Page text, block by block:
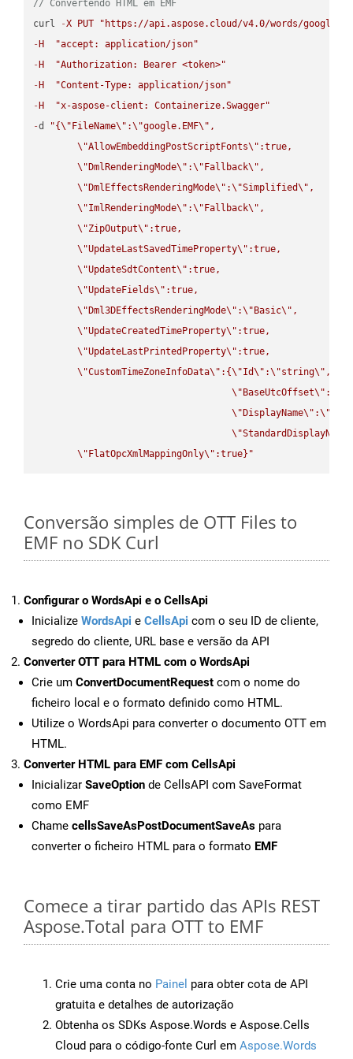
// Convertendo HTML em EMF
curl
-X PUT
"https://api.aspose.cloud/v4.0/words/
- H
"accept: application/json"
- H
"Authorization: Bearer <token>"
- H
"Content-Type: application/json"
- H
"x-aspose-client: Containerize.Swagger"
-d "{\" FileName\" :\"google.EMF\" ,
\"AllowEmbeddingPostScriptFonts\" :true,
\" DmlRenderingMode\" :\" Fallback\" ,
\" DmlEffectsRenderingMode\" :\"Simplified\" ,
\"ImlRenderingMode\" :\" Fallback\" ,
\"ZipOutput\" :true,
\"UpdateLastSavedTimeProperty\" :true,
\"UpdateSdtContent\" :true,
\"UpdateFields\" :true,
\" Dml3DEffectsRenderingMode\" :\" Basic\" ,
\"UpdateCreatedTimeProperty\" :true,
\"UpdateLastPrintedProperty\" :true,
\"CustomTimeZoneInfoData\" :{\"Id\" :\"string\" ,
\" BaseUtcOffset\" :
\" DisplayName\" :\"
\"StandardDisplayName
\" FlatOpcXmlMappingOnly\" :true}"
Conversão simples de OTT Files to
EMF no SDK Curl
Configurar o WordsApi e o CellsApi
Inicialize WordsApi e CellsApi com o seu ID de cliente,
segredo do cliente, URL base e versão da API
Converter OTT para HTML com o WordsApi
Crie um ConvertDocumentRequest com o nome do
ficheiro local e o formato definido como HTML.
Utilize o WordsApi para converter o documento OTT em
HTML.
Converter HTML para EMF com CellsApi
Inicializar SaveOption de CellsAPI com SaveFormat
como EMF
Chame cellsSaveAsPostDocumentSaveAs para
converter o ficheiro HTML para o formato EMF
Comece a tirar partido das APIs REST
Aspose.Total para OTT to EMF
Crie uma conta no Painel para obter cota de API
gratuita e detalhes de autorização
Obtenha os SDKs Aspose.Words e Aspose.Cells
Cloud para o código-fonte Curl em Aspose.Words